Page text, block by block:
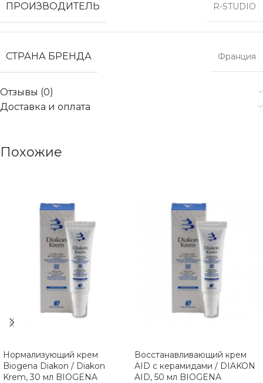
ПРОИЗВОДИТЕЛЬ
R-STUDIO
СТРАНА БРЕНДА Франция
Отзывы (0)
Доставка и оплата
Похожие
Нормализующий крем
Biogena Diakon / Diakon
Krem, 30 мл BIOGENA
Восстанавливающий крем
AID с керамидами / DIAKON
AID, 50 мл BIOGENA